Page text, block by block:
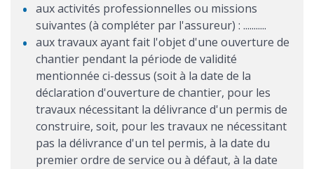
aux activités professionnelles ou missions
suivantes (à compléter par l'assureur) : ...........
aux travaux ayant fait l'objet d'une ouverture de
chantier pendant la période de validité
mentionnée ci-dessus (soit à la date de la
déclaration d'ouverture de chantier, pour les
travaux nécessitant la délivrance d'un permis de
construire, soit, pour les travaux ne nécessitant
pas la délivrance d'un tel permis, à la date du
premier ordre de service ou à défaut, à la date